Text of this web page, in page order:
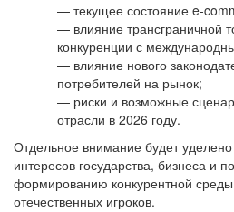
— текущее состояние e-
— влияние трансграничной
конкуренции с
— влияние нового
потребителей на рынок;
— риски и возможные
отрасли в 2026 году.
Отдельное внимание будет
интересов государства, бизнеса и
формированию конкурентной
отечественных игроков.